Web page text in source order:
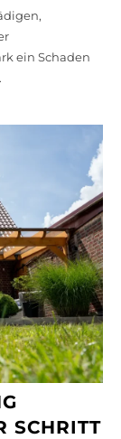
ein Schaden
SCHRITT